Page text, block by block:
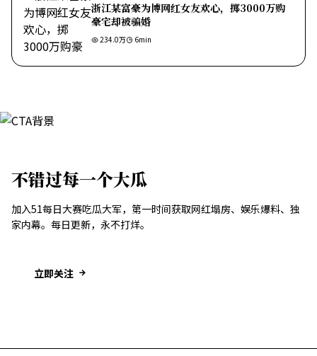
浙江某富豪为博网红女友欢心，掷3000万购
豪宅却被骗婚
234.0万 6min
不错过每一个大瓜
加入51每日大赛吃瓜大军，第一时间获取网红塌房、娱乐爆料、独
家内幕。每日更新，永不打烊。
立即关注